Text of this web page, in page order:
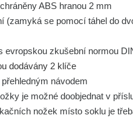
ABS hranou 2 mm
(zamyká se pomocí táhel do
evropskou zkušební normou
dodávány 2 klíče
návodem
je možné doobjednat v
nožek místo soklu je